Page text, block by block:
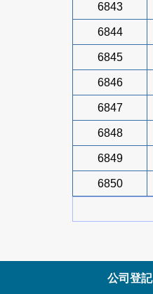
6843
6844
6845
6846
6847
6848
6849
6850
公司登記